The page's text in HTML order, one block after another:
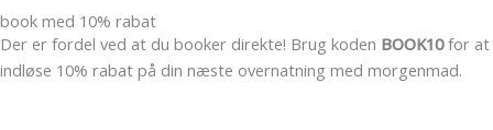
book med 10% rabat
Der er fordel ved at du booker direkte! Brug koden BOOK10for at
indløse 10% rabat på din næste overnatning med morgenmad.